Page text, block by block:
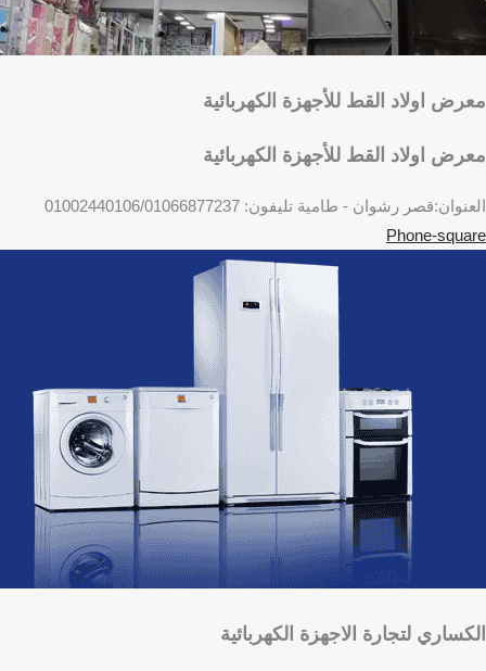
معرض اولاد القط للأجهزة الكهربائية
معرض اولاد القط للأجهزة الكهربائية
العنوان:قصر رشوان - طامية تليفون: 01002440106/01066877237
Phone-square
الكساري لتجارة الاجهزة الكهربائية